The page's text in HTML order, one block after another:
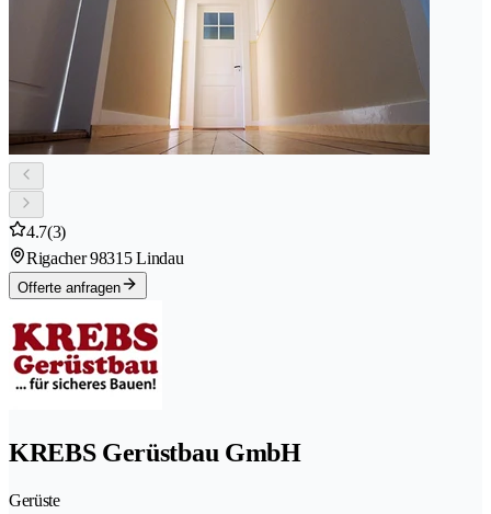
4.7(3)
Rigacher 98315 Lindau
Offerte anfragen
KREBS Gerüstbau GmbH
Gerüste